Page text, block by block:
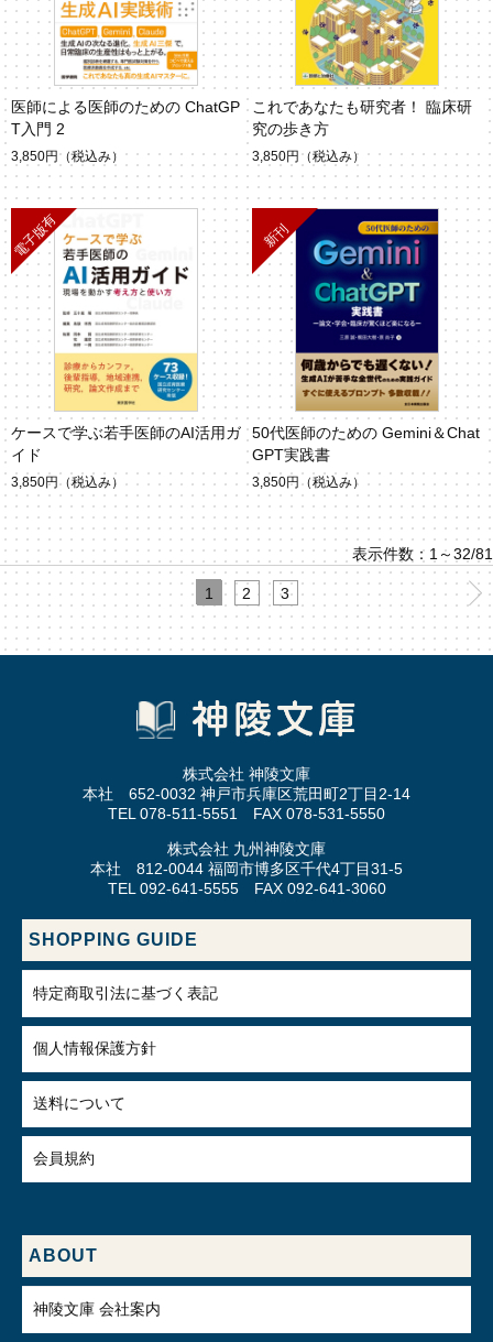
医師による医師のための ChatGP
T入門 2
3,850円 （税込み）
これであなたも研究者！ 臨床研
究の歩き方
3,850円 （税込み）
ケースで学ぶ若手医師のAI活用ガ
イド
3,850円 （税込み）
50代医師のための Gemini＆Chat
GPT実践書
3,850円 （税込み）
表示件数：1～32/81
1 2 3
株式会社 神陵文庫
本社 652-0032 神戸市兵庫区荒田町2丁目2-14
TEL 078-511-5551 FAX 078-531-5550
株式会社 九州神陵文庫
本社 812-0044 福岡市博多区千代4丁目31-5
TEL 092-641-5555 FAX 092-641-3060
SHOPPING GUIDE
特定商取引法に基づく表記
個人情報保護方針
送料について
会員規約
ABOUT
神陵文庫 会社案内